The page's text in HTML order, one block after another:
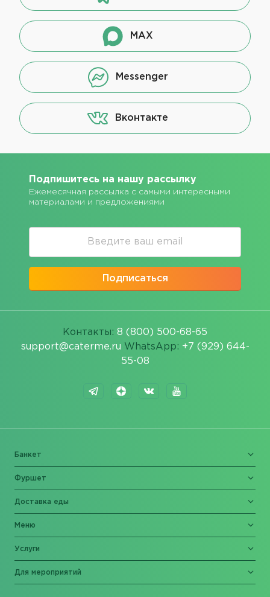
MAX
Messenger
Вконтакте
Подпишитесь на нашу рассылку
Ежемесячная рассылка с самыми интересными
материалами и предложениями
Подписаться
Контакты: 8 (800) 500-68-65
support@caterme.ru WhatsApp: +7 (929) 644-
55-08
Банкет
Фуршет
Доставка еды
Меню
Услуги
Для мероприятий